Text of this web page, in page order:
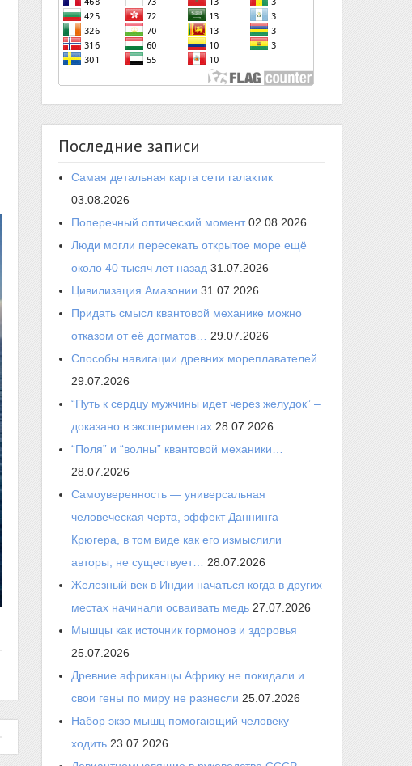
Последние записи
Самая детальная карта сети галактик
03.08.2026
Поперечный оптический момент 02.08.2026
Люди могли пересекать открытое море ещё
около 40 тысяч лет назад 31.07.2026
Цивилизация Амазонии 31.07.2026
Придать смысл квантовой механике можно
отказом от её догматов…
29.07.2026
Способы навигации древних мореплавателей
29.07.2026
“Путь к сердцу мужчины идет через желудок” –
доказано в экспериментах 28.07.2026
“Поля” и “волны” квантовой механики…
28.07.2026
Самоуверенность — универсальная
человеческая черта, эффект Даннинга —
Крюгера, в том виде как его измыслили
авторы, не существует…
28.07.2026
Железный век в Индии начаться когда в других
местах начинали осваивать медь 27.07.2026
Мышцы как источник гормонов и здоровья
25.07.2026
Древние африканцы Африку не покидали и
свои гены по миру не разнесли 25.07.2026
Набор экзо мышц помогающий человеку
ходить 23.07.2026